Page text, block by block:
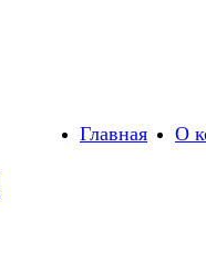
Главная О